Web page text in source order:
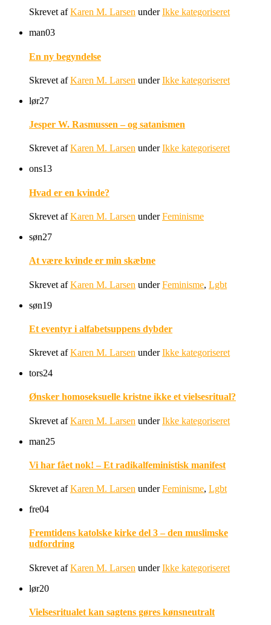
Skrevet afKaren M. Larsen underIkke kategoriseret
man03
En ny begyndelse
Skrevet afKaren M. Larsen underIkke kategoriseret
lør27
Jesper W. Rasmussen – og satanismen
Skrevet afKaren M. Larsen underIkke kategoriseret
ons13
Hvad er en kvinde?
Skrevet afKaren M. Larsen underFeminisme
søn27
At være kvinde er min skæbne
Skrevet afKaren M. Larsen underFeminisme, Lgbt
søn19
Et eventyr i alfabetsuppens dybder
Skrevet afKaren M. Larsen underIkke kategoriseret
tors24
Ønsker homoseksuelle kristne ikke et vielsesritual?
Skrevet afKaren M. Larsen underIkke kategoriseret
man25
Vi har fået nok! – Et radikalfeministisk manifest
Skrevet afKaren M. Larsen underFeminisme, Lgbt
fre04
Fremtidens katolske kirke del 3 – den muslimske
udfordring
Skrevet afKaren M. Larsen underIkke kategoriseret
lør20
Vielsesritualet kan sagtens gøres kønsneutralt